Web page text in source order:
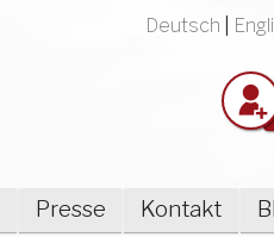
Deutsch
Presse Kontakt